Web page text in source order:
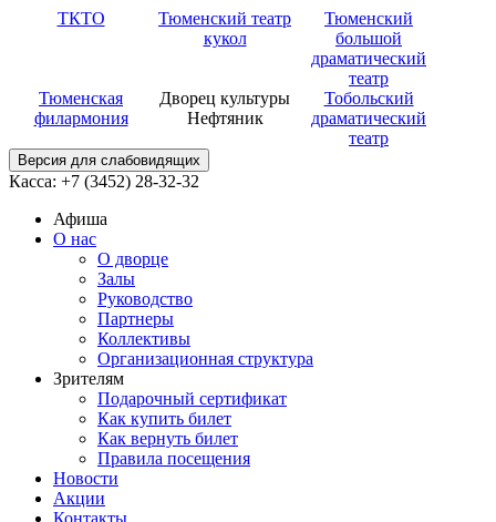
ТКТО
Тюменский театр
кукол
Тюменский
большой
драматический
театр
Тюменская
филармония
Дворец культуры
Нефтяник
Тобольский
драматический
театр
Версия для слабовидящих
Касса: +7 (3452) 28-32-32
Афиша
О нас
О дворце
Залы
Руководство
Партнеры
Коллективы
Организационная структура
Зрителям
Подарочный сертификат
Как купить билет
Как вернуть билет
Правила посещения
Новости
Акции
Контакты